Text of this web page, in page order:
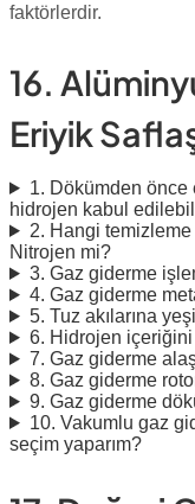
faktörlerdir.
16.
Eriyik
1. Dökümden
hidrojen kabul
2. Hangi
Nitrojen mi?
3. Gaz giderme
4. Gaz giderme
5. Tuz akılarına
6. Hidrojen
7. Gaz giderme
8. Gaz giderme
9. Gaz giderme
10. Vakumlu gaz
seçim yaparım?